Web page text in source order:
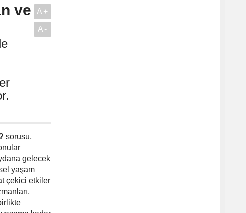
ve
A+
A-
sorusu,
gelecek
yaşam
çekici etkiler